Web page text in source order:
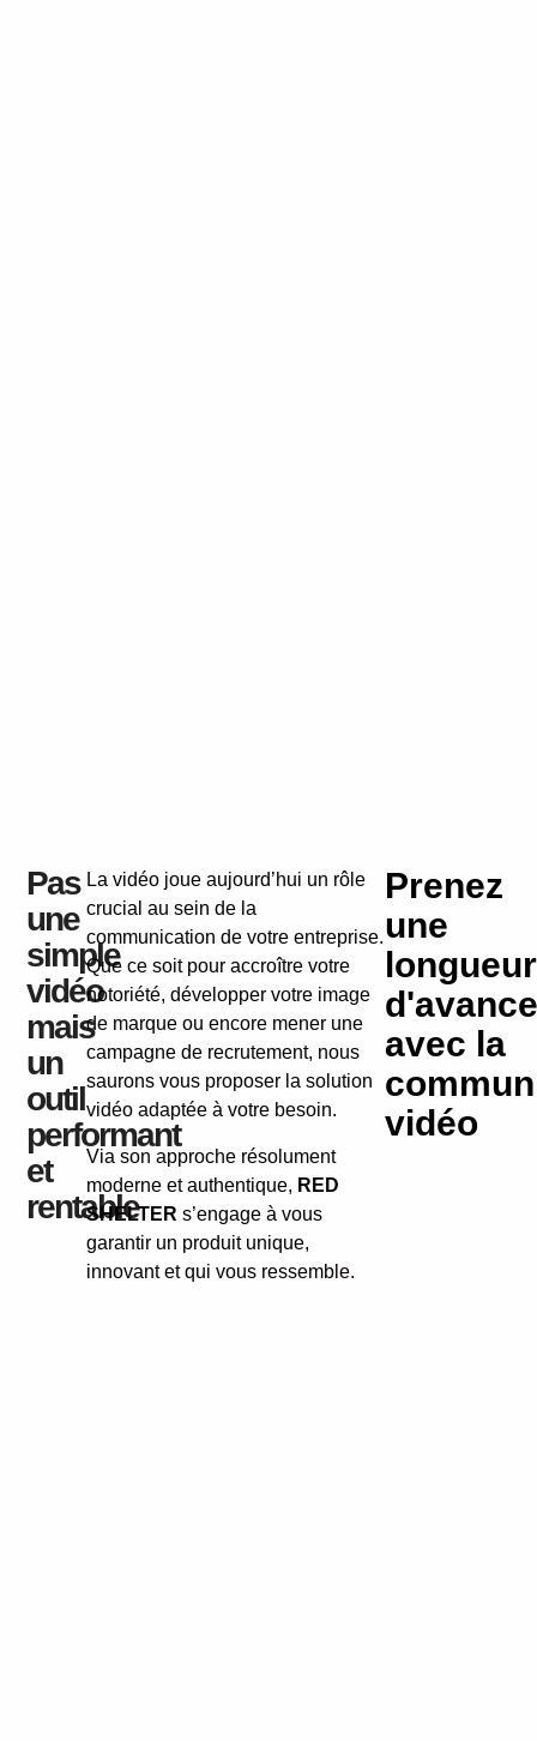
Pas
une
simple
vidéo
mais
un
outil
performant
et
rentable
La vidéo joue aujourd’hui un rôle
crucial au sein de la
communication de votre entreprise.
Que ce soit pour accroître votre
notoriété, développer votre image
de marque ou encore mener une
campagne de recrutement, nous
saurons vous proposer la solution
vidéo adaptée à votre besoin.
Via son approche résolument
moderne et authentique, RED
SHELTER s’engage à vous
garantir un produit unique,
innovant et qui vous ressemble.
Prenez
une
longueur
d'avance
avec la
vidéo